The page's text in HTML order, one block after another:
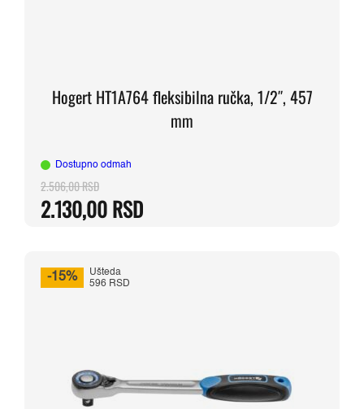
Hogert HT1A764 fleksibilna ručka, 1/2″, 457
mm
Dostupno odmah
2.506,00RSDOriginalna
cena
2.506,00 RSD.
2.130,00RSD
Trenutna
cena
-15%
Ušteda
596 RSD